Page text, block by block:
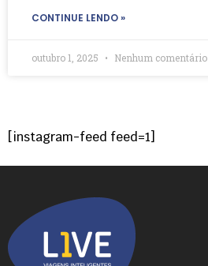
CONTINUE LENDO »
outubro 1, 2025 Nenhum comentário
[instagram-feed feed=1]